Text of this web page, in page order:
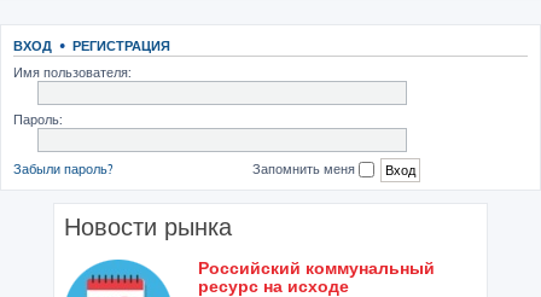
ВХОД • РЕГИСТРАЦИЯ
Имя пользователя:
Пароль:
Забыли пароль? Запомнить меня
Новости рынка
Российский коммунальный
ресурс на исходе